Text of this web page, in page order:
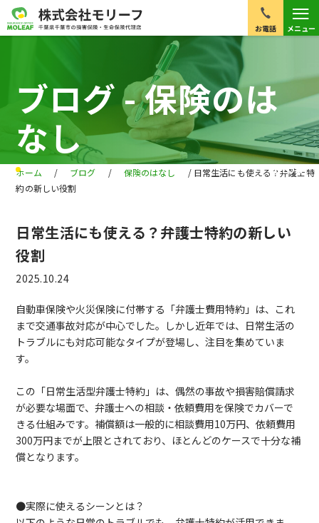
≡
メニュー
お電話
ブログ - 保険のは
なし
BLOG
ホーム / ブログ / 保険のはなし / 日常生活にも使える？弁護士特
約の新しい役割
日常生活にも使える？弁護士特約の新しい
役割
2025.10.24
自動車保険や火災保険に付帯する「弁護士費用特約」は、これ
まで交通事故対応が中心でした。しかし近年では、日常生活の
トラブルにも対応可能なタイプが登場し、注目を集めていま
す。
この「日常生活型弁護士特約」は、偶然の事故や損害賠償請求
が必要な場面で、弁護士への相談・依頼費用を保険でカバーで
きる仕組みです。補償額は一般的に相談費用10万円、依頼費用
300万円までが上限とされており、ほとんどのケースで十分な補
償となります。
●実際に使えるシーンとは？